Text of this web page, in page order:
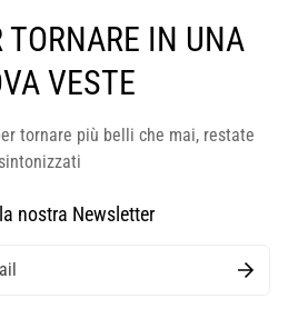
IN UNA
VESTE
tornare più belli che mai, restate
sintonizzati
nostra Newsletter